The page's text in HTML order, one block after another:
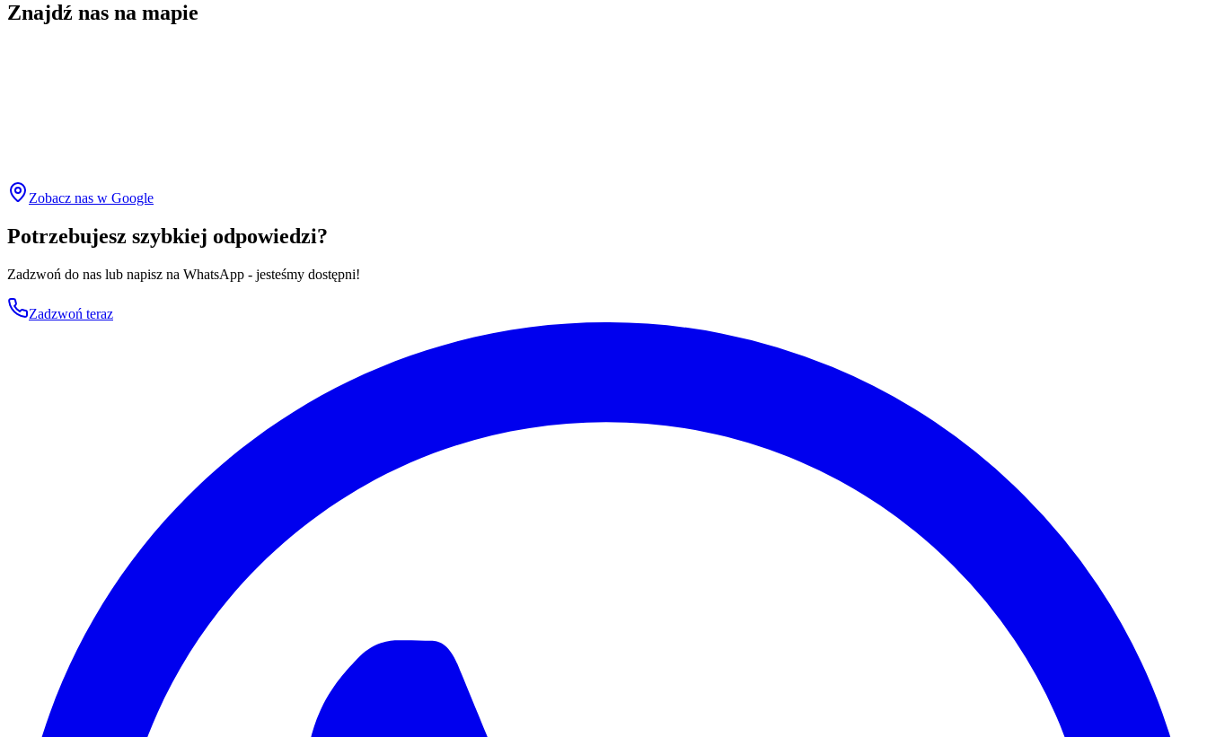
Znajdź nas na mapie
Zobacz nas w Google
Potrzebujesz szybkiej odpowiedzi?
Zadzwoń do nas lub napisz na WhatsApp - jesteśmy dostępni!
Zadzwoń teraz